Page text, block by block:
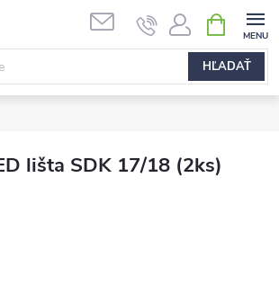
HĽADAŤ
KOŠÍK
lišta SDK 17/18 (2ks)